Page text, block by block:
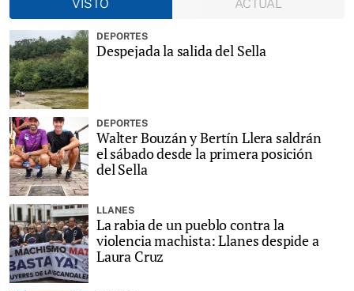
VISTO
ACTUAL
DEPORTES
Despejada la salida del Sella
DEPORTES
Walter Bouzán y Bertín Llera saldrán
el sábado desde la primera posición
del Sella
LLANES
La rabia de un pueblo contra la
violencia machista: Llanes despide a
Laura Cruz